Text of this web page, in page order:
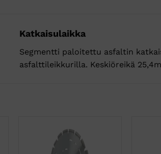
Katkaisulaikka
Segmentti paloitettu asfaltin
asfalttileikkurilla. Keskiöreikä